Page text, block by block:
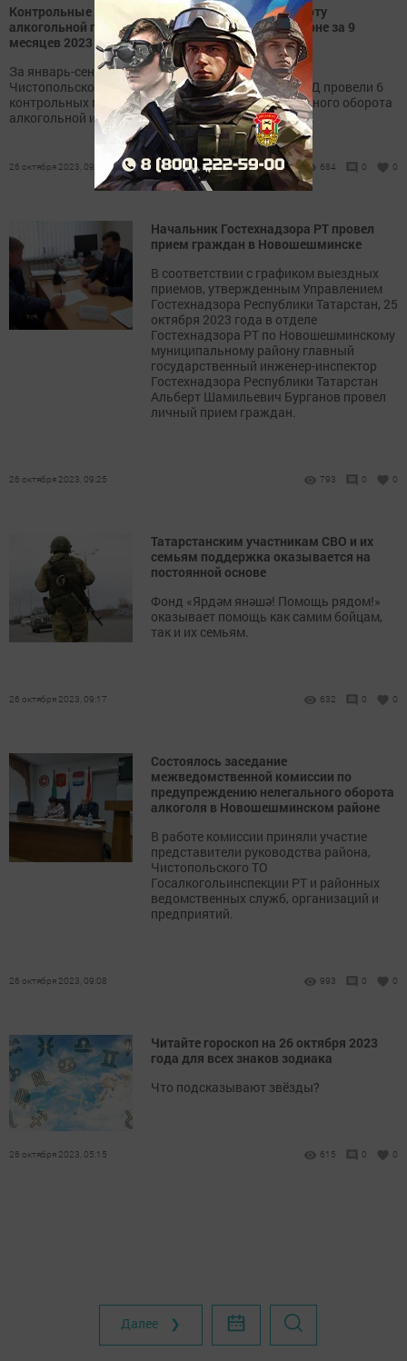
Контрольные мероприятия по незаконному обороту
алкогольной продукции в Новошешминском районе за 9
месяцев 2023 года
За январь-сентябрь текущего года специалисты
Чистопольского ТО совместно с сотрудниками ОВД провели 6
контрольных мероприятий по выявлению незаконного оборота
алкогольной и спиртосодержащей продукции.
26 октября 2023, 09:31 684 0 0
Начальник Гостехнадзора РТ провел
прием граждан в Новошешминске
В соответствии с графиком выездных
приемов, утвержденным Управлением
Гостехнадзора Республики Татарстан, 25
октября 2023 года в отделе
Гостехнадзора РТ по Новошешминскому
муниципальному району главный
государственный инженер-инспектор
Гостехнадзора Республики Татарстан
Альберт Шамильевич Бурганов провел
личный прием граждан.
26 октября 2023, 09:25 793 0 0
Татарстанским участникам СВО и их
семьям поддержка оказывается на
постоянной основе
Фонд «Ярдәм янәшә! Помощь рядом!»
оказывает помощь как самим бойцам,
так и их семьям.
26 октября 2023, 09:17 632 0 0
Состоялось заседание
межведомственной комиссии по
предупреждению нелегального оборота
алкоголя в Новошешминском районе
В работе комиссии приняли участие
представители руководства района,
Чистопольского ТО
Госалкогольинспекции РТ и районных
ведомственных служб, организаций и
предприятий.
26 октября 2023, 09:08 993 0 0
Читайте гороскоп на 26 октября 2023
года для всех знаков зодиака
Что подсказывают звёзды?
26 октября 2023, 05:15 615 0 0
Далее ❯